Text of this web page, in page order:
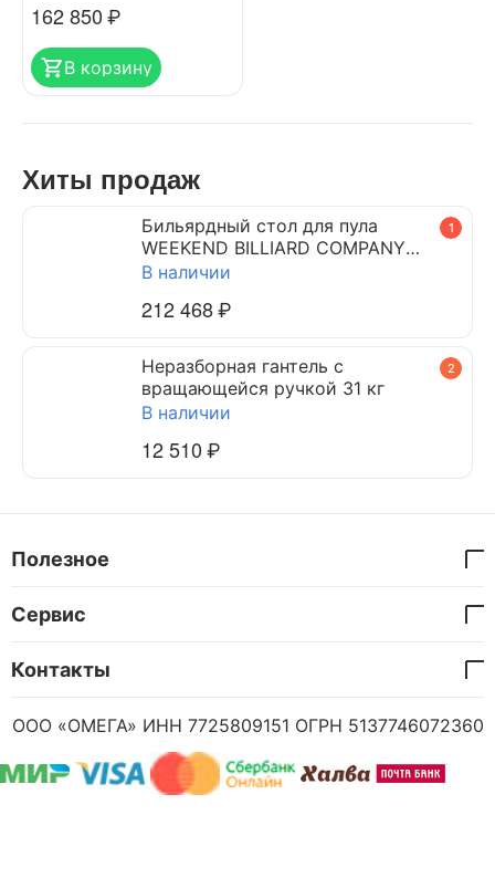
OUTDOOR BLUE
162 850₽
В корзину
Хиты продаж
1
Бильярдный стол для пула
WEEKEND BILLIARD COMPANY
DYNAMIC TRIUMPH 7 ф (черный)
В наличии
212 468₽
2
Неразборная гантель c
вращающейся ручкой 31 кг
В наличии
12 510₽
Полезное
Сервис
Контакты
ООО «ОМЕГА» ИНН 7725809151 ОГРН 5137746072360